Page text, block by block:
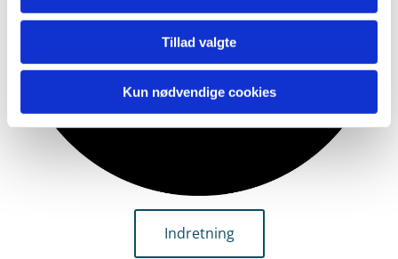
Tillad valgte
Kun nødvendige cookies
Indretning